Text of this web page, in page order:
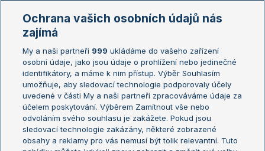
Žebříčky
Žebříček ATP (muži)
Žebříček WTA (ženy)
Sázkařský žebříček
Australian Open
French Open
Wimbledon
US Open
Turnaj mistrů
Turnaj mistryň
Ochrana vašich osobních údajů nás
zajímá
My a naši partneři 999 ukládáme do vašeho zařízení
osobní údaje, jako jsou údaje o prohlížení nebo jedinečné
identifikátory, a máme k nim přístup. Výběr Souhlasím
umožňuje, aby sledovací technologie podporovaly účely
uvedené v části My a naši partneři zpracováváme údaje za
účelem poskytování. Výběrem Zamítnout vše nebo
odvoláním svého souhlasu je zakážete. Pokud jsou
sledovací technologie zakázány, některé zobrazené
obsahy a reklamy pro vás nemusí být tolik relevantní. Tuto